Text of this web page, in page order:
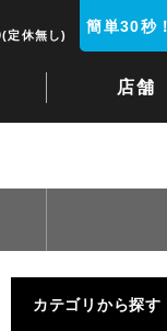
店舗
定休無し) 簡単30秒
カテゴリから探す